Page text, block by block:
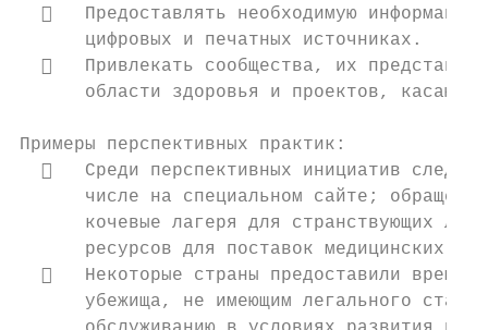
   Предоставлять необходимую
      цифровых и печатных источниках.
   Привлекать сообщества, их
области здоровья и проектов,
Примеры перспективных практик:
   Среди перспективных инициатив
числе на специальном сайте;
кочевые лагеря для странствующих
ресурсов для поставок медицинских
   Некоторые страны предоставили
убежища, не имеющим легального